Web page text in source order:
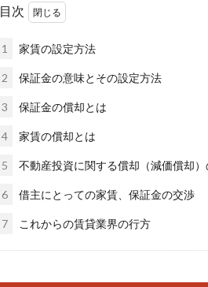
目次
1 家賃の設定方法
2 保証金の意味とその設定方法
3 保証金の償却とは
4 家賃の償却とは
5 不動産投資に関する償却（減価償却
6 借主にとっての家賃、保証金の交渉
7 これからの賃貸業界の行方